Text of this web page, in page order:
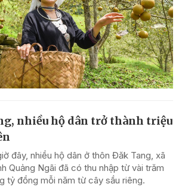
nhiều hộ dân trở thành triệu
đây, nhiều hộ dân ở thôn Đăk Tang, xã
Quảng Ngãi đã có thu nhập từ vài trăm
tỷ đồng mỗi năm từ cây sầu riêng.